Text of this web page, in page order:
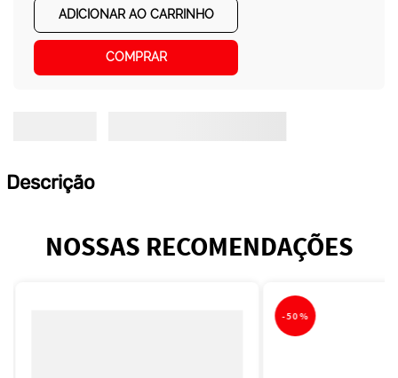
ADICIONAR AO CARRINHO
COMPRAR
Descrição
NOSSAS RECOMENDAÇÕES
-50%